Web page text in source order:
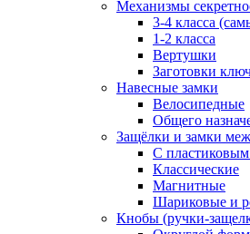
Механизмы
3-4 класса
1-2 класса
Вертушки
Заготовки
Навесные замки
Велосипедные
Общего
Защёлки и замки
С
Классические
Магнитные
Шариковые и
Кнобы (ручки-